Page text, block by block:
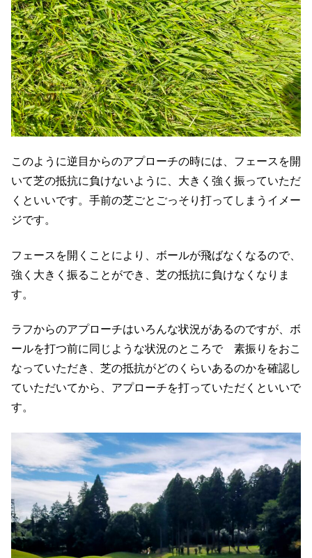
このように逆目からのアプローチの時には、フェースを開
いて芝の抵抗に負けないように、大きく強く振っていただ
くといいです。手前の芝ごとごっそり打ってしまうイメー
ジです。
フェースを開くことにより、ボールが飛ばなくなるので、
強く大きく振ることができ、芝の抵抗に負けなくなりま
す。
ラフからのアプローチはいろんな状況があるのですが、ボ
ールを打つ前に同じような状況のところで 素振りをおこ
なっていただき、芝の抵抗がどのくらいあるのかを確認し
ていただいてから、アプローチを打っていただくといいで
す。